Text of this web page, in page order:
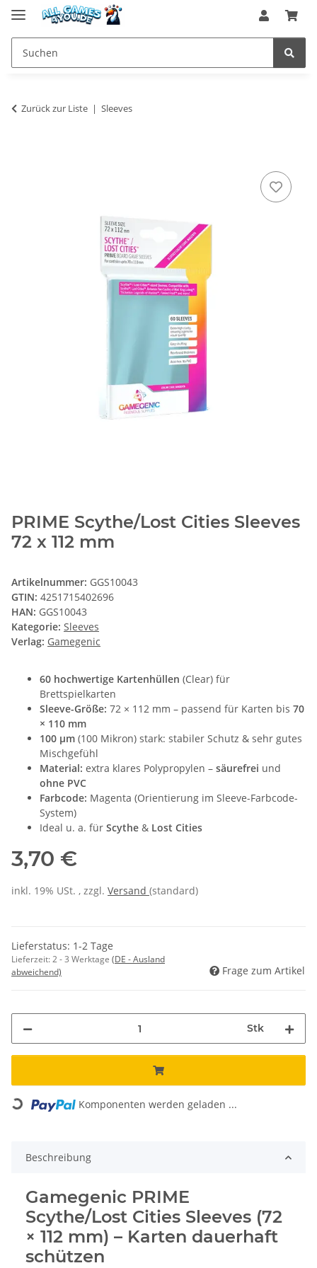
Zurück zur Liste Sleeves
PRIME Scythe/Lost Cities Sleeves
72 x 112 mm
Artikelnummer: GGS10043
GTIN: 4251715402696
HAN: GGS10043
Kategorie: Sleeves
Verlag: Gamegenic
60 hochwertige Kartenhüllen (Clear) für
Brettspielkarten
Sleeve-Größe: 72 × 112 mm – passend für Karten bis 70
× 110 mm
100 µm (100 Mikron) stark: stabiler Schutz & sehr gutes
Mischgefühl
Material: extra klares Polypropylen – säurefrei und
ohne PVC
Farbcode: Magenta (Orientierung im Sleeve-Farbcode-
System)
Ideal u. a. für Scythe & Lost Cities
3,70 €
inkl. 19% USt. , zzgl. Versand (standard)
Lieferstatus: 1-2 Tage
Lieferzeit:2 - 3 Werktage (DE - Ausland
abweichend)
Frage zum Artikel
Stk
Loading... Komponenten werden geladen ...
Beschreibung
Gamegenic PRIME
Scythe/Lost Cities Sleeves (72
× 112 mm) – Karten dauerhaft
schützen